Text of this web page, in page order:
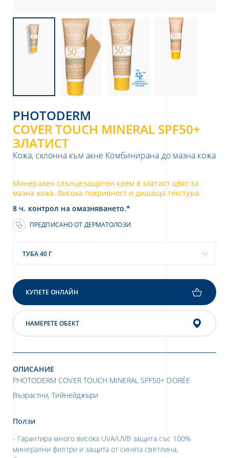
относно защита на вашите лични
нашата политика за
на данните
PHOTODERM
COVER TOUCH MINERAL SPF50+
ЗЛАТИСТ
Кожа, склонна към акне Комбинирана до мазна кожа
Минерален слънцезащитeн крем в златист цвят за
мазна кожа. Висока покривност и дишаща текстура.
8 ч. контрол на омазняването.*
ПРЕДПИСАНО ОТ ДЕРМАТОЛОЗИ
ТУБА 40 Г
КУПЕТЕ ОНЛАЙН
НАМЕРЕТЕ ОБЕКТ
ОПИСАНИЕ
PHOTODERM COVER TOUCH MINERAL SPF50+ DORÉE
Възрастни, Тийнейджъри
Ползи
Гарантира много висока UVA/UVB защита със 100%
минерални филтри и защита от синята светлина,